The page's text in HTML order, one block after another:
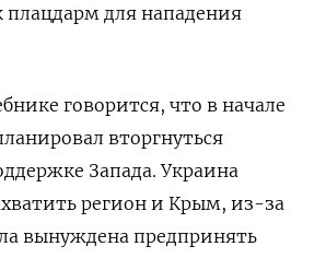
плацдарм для нападения
говорится, что в начале
вторгнуться
Запада. Украина
регион и Крым, из-за
вынуждена предпринять